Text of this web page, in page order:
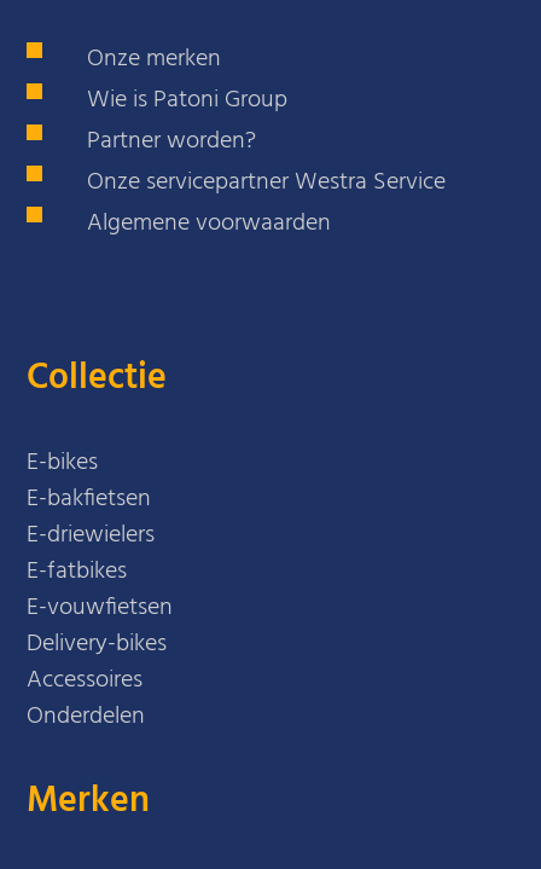
Onze merken
Wie is Patoni Group
Partner worden?
Onze servicepartner Westra Service
Algemene voorwaarden
Collectie
E-bikes
E-bakfietsen
E-driewielers
E-fatbikes
E-vouwfietsen
Delivery-bikes
Accessoires
Onderdelen
Merken